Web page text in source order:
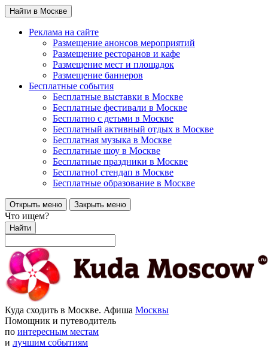
Найти в Москве
Реклама на сайте
Размещение анонсов мероприятий
Размещение ресторанов и кафе
Размещение мест и площадок
Размещение баннеров
Бесплатные события
Бесплатные выставки в Москве
Бесплатные фестивали в Москве
Бесплатно с детьми в Москве
Бесплатный активный отдых в Москве
Бесплатная музыка в Москве
Бесплатные шоу в Москве
Бесплатные праздники в Москве
Бесплатно! стендап в Москве
Бесплатные образование в Москве
Открыть меню Закрыть меню
Что ищем?
Найти
Куда сходить в Москве. Афиша Москвы
Помощник и путеводитель
по интересным местам
и лучшим событиям